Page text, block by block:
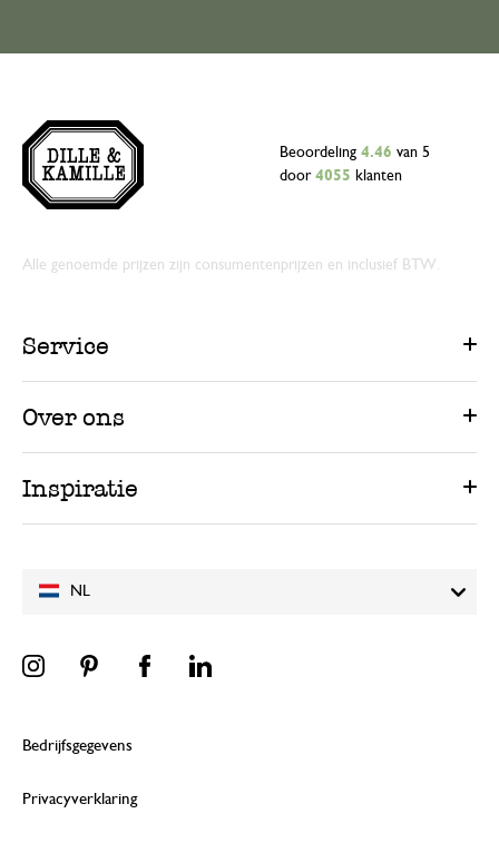
NL
Beoordeling 4.46 van 5
door 4055 klanten
Alle genoemde prijzen zijn consumentenprijzen en inclusief BTW.
Service
Over ons
Inspiratie
Bedrijfsgegevens
Privacyverklaring